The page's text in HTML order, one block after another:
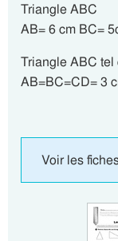
Triangle ABC
AB= 6 cm BC=
Triangle ABC tel
AB=BC=CD= 3
Voir les